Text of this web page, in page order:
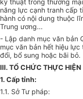
kỹ thuật trong thương
năng lực cạnh tranh cấp
hành có nội dung thuộc
Trung ương...
- Lập danh mục văn bản
mục văn bản hết hiệu
đổi, bổ sung hoặc bãi bỏ.
III. TỔ CHỨC THỰC HIỆN
1. Cấp tỉnh:
1.1. Sở Tư pháp: